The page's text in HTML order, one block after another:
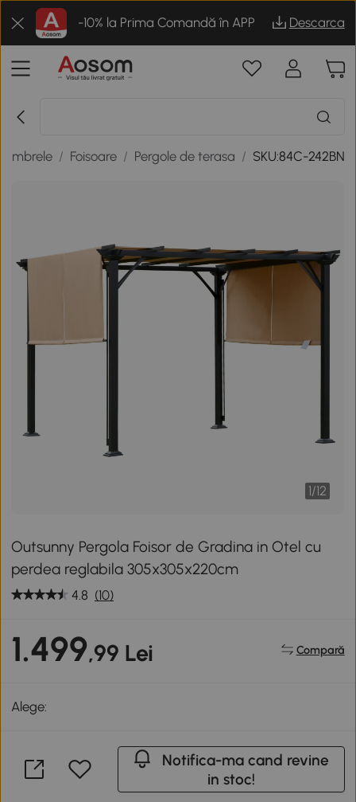
-10% la Prima Comandă în APP Descarca
umbrele / Foisoare / Pergole de terasa / SKU:84C-242BN
1/12
Outsunny Pergola Foisor de Gradina in Otel cu
perdea reglabila 305x305x220cm
4.8 (10)
1.499,99 Lei Compară
Alege:
Notifica-ma cand revine
in stoc!